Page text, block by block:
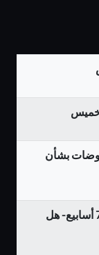
المفاوضات بشأن
ارتفاع أسعار الذهب اليوم إلى أعلى مستوى في 7 أسابيع- هل